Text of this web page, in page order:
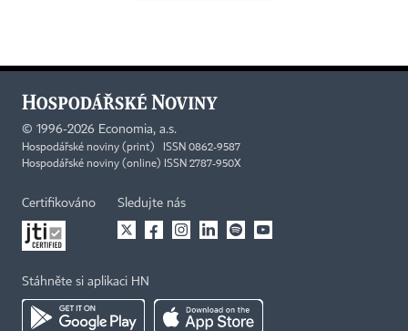
© 1996-2026 Economia, a.s.
Hospodářské noviny (print) ISSN 0862-9587
Hospodářské noviny (online) ISSN 2787-950X
Certifikováno Sledujte nás
Stáhněte si aplikaci HN